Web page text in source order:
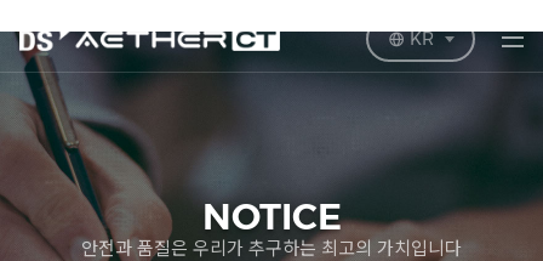
KR
NOTICE
안전과 품질은 우리가 추구하는 최고의 가치입니다